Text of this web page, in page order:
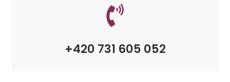

+420 731 605 052